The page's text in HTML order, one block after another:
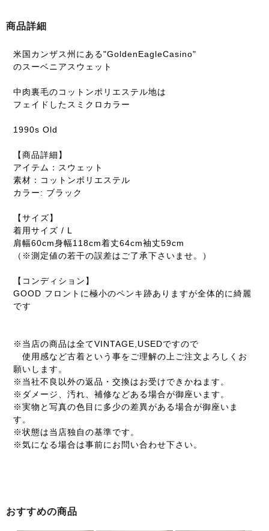
商品詳細
米国カンザス州にある"GoldenEagleCasino"
のスーベニアスウェット
中肉裏毛のコットンポリエステル地は
フェイドしたスミクロカラー
1990s Old
【商品詳細】
アイテム：スウェット
素材：コットンポリエステル
カラー: ブラック
【サイズ】
着用サイズ / L
肩幅60cm身幅118cm着丈64cm袖丈59cm
（※測定値の若干の誤差はご了承下さいませ。）
【コンディション】
GOOD フロントに極小のペンキ跡ありますが全体的に綺麗
です
※当店の商品は全てVINTAGE,USEDですので
使用感など古着という事をご理解の上ご注文よろしくお
願いします。
※当社不良以外の返品・交換はお受けできかねます。
※ダメージ、汚れ、補修などある場合が御座います。
※実物と写真の色目に多少の差異がある場合が御座いま
す。
※状態は当店独自の基準です。
※気になる場合は事前にお問い合わせ下さい。
おすすめの商品